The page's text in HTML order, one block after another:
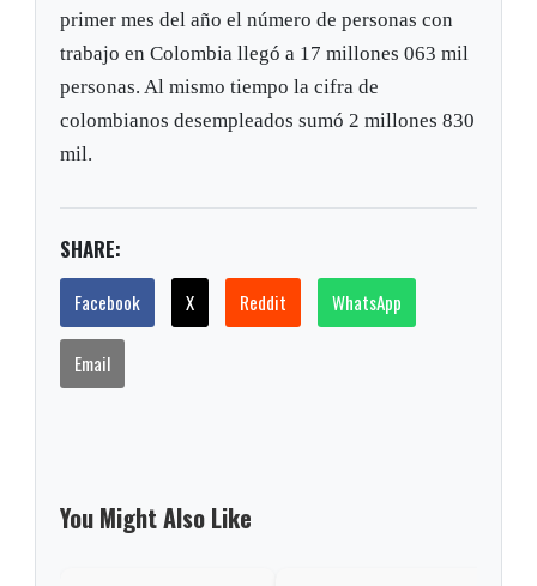
primer mes del año el número de personas con
trabajo en Colombia llegó a 17 millones 063 mil
personas. Al mismo tiempo la cifra de
colombianos desempleados sumó 2 millones 830
mil.
SHARE:
Facebook X Reddit WhatsApp
Email
You Might Also Like